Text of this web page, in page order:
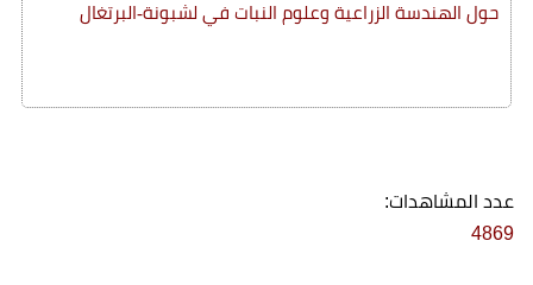
حول الهندسة الزراعية وعلوم النبات في لشبونة-البرتغال
عدد المشاهدات:
4869